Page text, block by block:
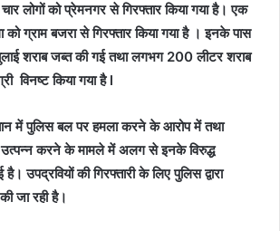
लोगों को प्रेमनगर से गिरफ्तार किया गया है। एक
को ग्राम बजरा से गिरफ्तार किया गया है । इनके पास
शराब जब्त की गई तथा लगभग 200 लीटर शराब
विनष्ट किया गया है l
में पुलिस बल पर हमला करने के आरोप में तथा
उत्पन्न करने के मामले में अलग से इनके विरुद्ध
उपद्रवियों की गिरफ्तारी के लिए पुलिस द्वारा
जा रही है।